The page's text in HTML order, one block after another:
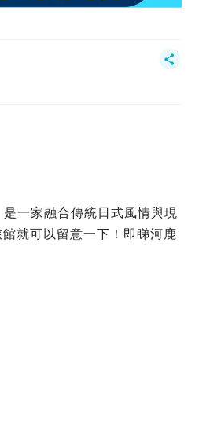
一家融合傳統日式風情與現
就可以留意一下！即睇河鹿